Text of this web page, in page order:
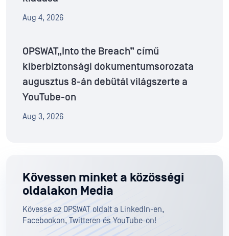
Aug 4, 2026
OPSWAT„Into the Breach” című
kiberbiztonsági dokumentumsorozata
augusztus 8-án debütál világszerte a
YouTube-on
Aug 3, 2026
Kövessen minket a közösségi
oldalakon Media
Kövesse az OPSWAT oldalt a LinkedIn-en,
Facebookon, Twitteren és YouTube-on!